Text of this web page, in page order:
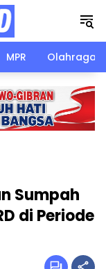
MPR Olahraga
Sumpah
di Periode